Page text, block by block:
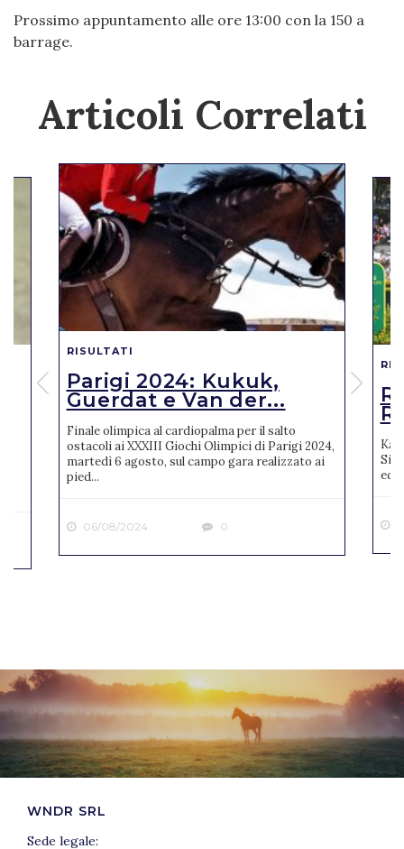
Prossimo appuntamento alle ore 13:00 con la 150 a
barrage.
Articoli Correlati
RISULTATI
Parigi 2024: Kukuk,
Guerdat e Van der...
Finale olimpica al cardiopalma per il salto
ostacoli ai XXXIII Giochi Olimpici di Parigi 2024,
martedì 6 agosto, sul campo gara realizzato ai
pied...
06/08/2024 0
WNDR SRL
Sede legale: